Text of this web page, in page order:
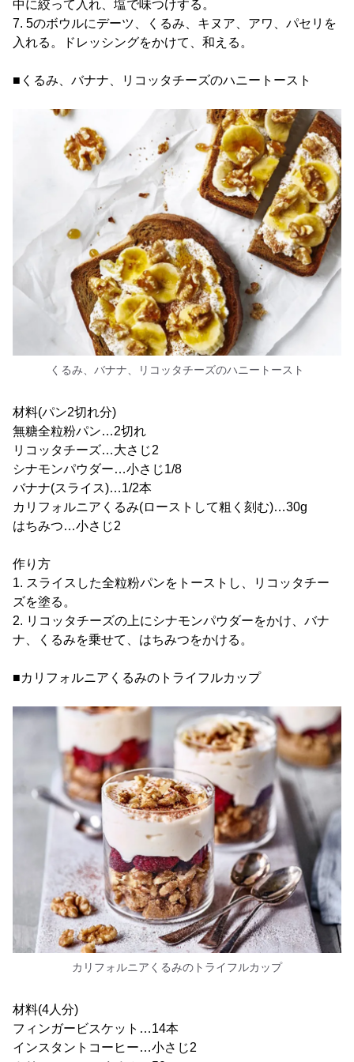
中に絞って入れ、塩で味つけする。
7. 5のボウルにデーツ、くるみ、キヌア、アワ、パセリを
入れる。ドレッシングをかけて、和える。
■くるみ、バナナ、リコッタチーズのハニートースト
くるみ、バナナ、リコッタチーズのハニートースト
材料(パン2切れ分)
無糖全粒粉パン…2切れ
リコッタチーズ…大さじ2
シナモンパウダー…小さじ1/8
バナナ(スライス)…1/2本
カリフォルニアくるみ(ローストして粗く刻む)…30g
はちみつ…小さじ2
作り方
1. スライスした全粒粉パンをトーストし、リコッタチー
ズを塗る。
2. リコッタチーズの上にシナモンパウダーをかけ、バナ
ナ、くるみを乗せて、はちみつをかける。
■カリフォルニアくるみのトライフルカップ
カリフォルニアくるみのトライフルカップ
材料(4人分)
フィンガービスケット…14本
インスタントコーヒー…小さじ2